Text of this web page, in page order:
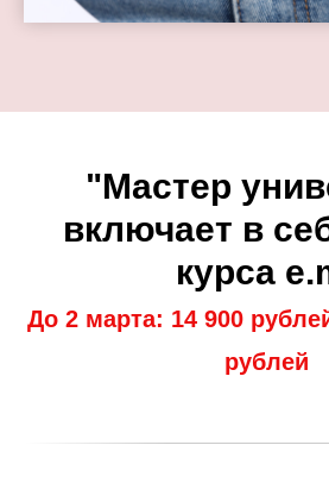
"Мастер
включает в
курса
До 2 марта: 14 900
рублей